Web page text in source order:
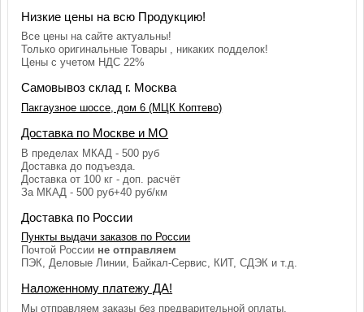
Низкие цены на всю Продукцию!
Все цены на сайте актуальны!
Только оригинальные Товары , никаких подделок!
Цены с учетом НДС 22%
Самовывоз склад г. Москва
Пакгаузное шоссе, дом 6 (МЦК Коптево)
Доставка по Москве и МО
В пределах МКАД - 500 руб
Доставка до подъезда.
Доставка от 100 кг - доп. расчёт
За МКАД - 500 руб+40 руб/км
Доставка по России
Пункты выдачи заказов по России
Почтой России не отправляем
ПЭК, Деловые Линии, Байкал-Сервис, КИТ, СДЭК и т.д.
Наложенному платежу ДА!
Мы отправляем заказы без предварительной оплаты.